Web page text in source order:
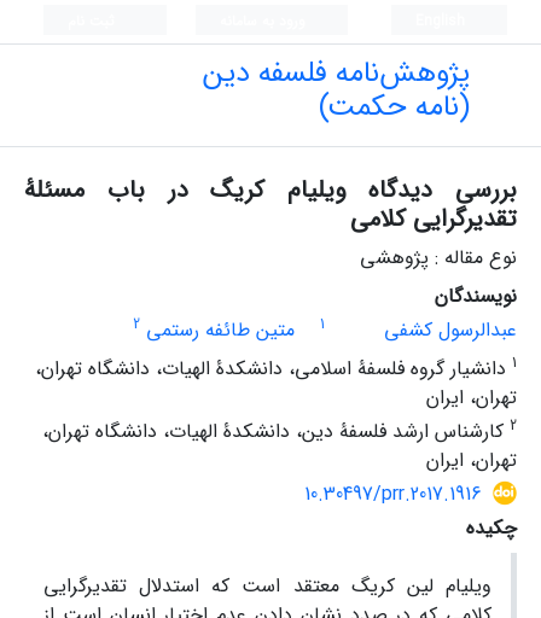
پژوهش‌نامه فلسفه دین
(نامه حکمت)
بررسی دیدگاه ویلیام کریگ در باب مسئلۀ
تقدیرگرایی کلامی
نوع مقاله : پژوهشی
نویسندگان
عبدالرسول کشفی
1 متین طائفه رستمی 2
1 دانشیار گروه فلسفۀ اسلامی، دانشکدۀ الهیات، دانشگاه تهران،
تهران، ایران
2 کارشناس ارشد فلسفۀ دین، دانشکدۀ الهیات، دانشگاه تهران،
تهران، ایران
10.30497/prr.2017.1916
چکیده
ویلیام لین کریگ معتقد است که استدلال تقدیرگرایی